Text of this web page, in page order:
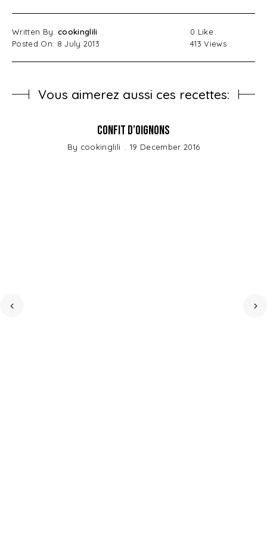
Written By: cookinglili
Posted On: 8 July 2013
0 Like
413 Views
Vous aimerez aussi ces recettes:
Confit d’oignons
By cookinglili 19 December 2016